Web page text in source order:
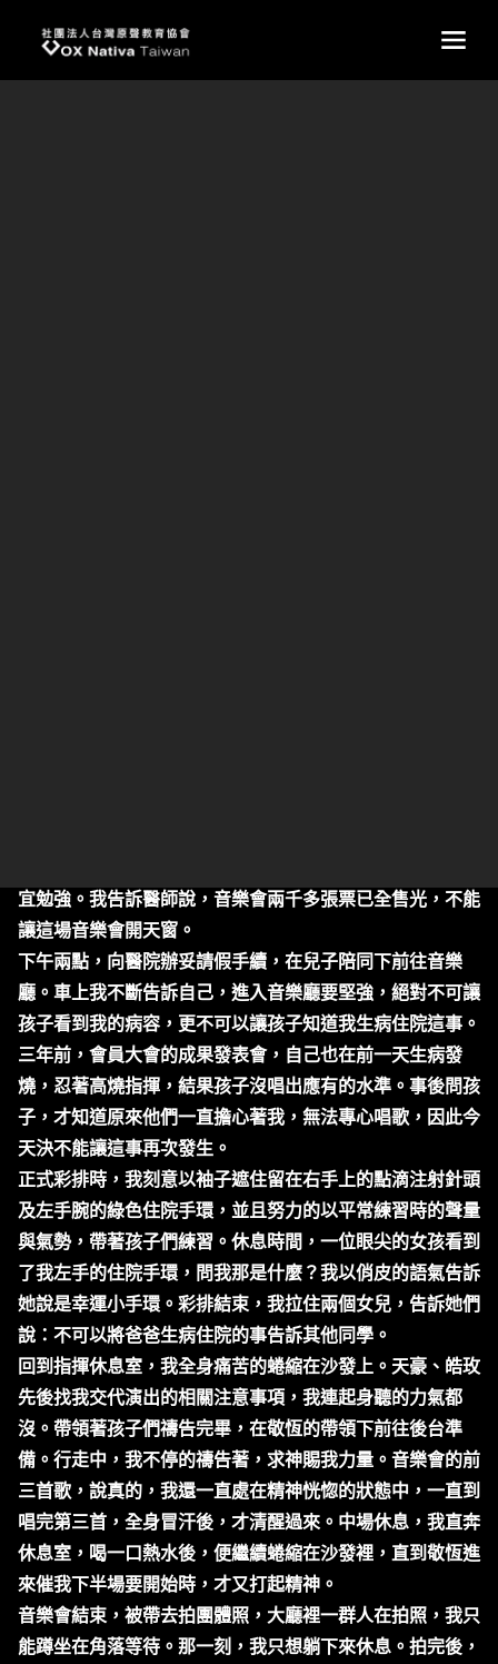
台灣原聲教育協會
宜勉強。我告訴醫師說，音樂會兩千多張票已全售光，不能
讓這場音樂會開天窗。
下午兩點，向醫院辦妥請假手續，在兒子陪同下前往音樂
廳。車上我不斷告訴自己，進入音樂廳要堅強，絕對不可讓
孩子看到我的病容，更不可以讓孩子知道我生病住院這事。
三年前，會員大會的成果發表會，自己也在前一天生病發
燒，忍著高燒指揮，結果孩子沒唱出應有的水準。事後問孩
子，才知道原來他們一直擔心著我，無法專心唱歌，因此今
天決不能讓這事再次發生。
正式彩排時，我刻意以袖子遮住留在右手上的點滴注射針頭
及左手腕的綠色住院手環，並且努力的以平常練習時的聲量
與氣勢，帶著孩子們練習。休息時間，一位眼尖的女孩看到
了我左手的住院手環，問我那是什麼？我以俏皮的語氣告訴
她說是幸運小手環。彩排結束，我拉住兩個女兒，告訴她們
說：不可以將爸爸生病住院的事告訴其他同學。
回到指揮休息室，我全身痛苦的蜷縮在沙發上。天豪、皓玫
先後找我交代演出的相關注意事項，我連起身聽的力氣都
沒。帶領著孩子們禱告完畢，在敬恆的帶領下前往後台準
備。行走中，我不停的禱告著，求神賜我力量。音樂會的前
三首歌，說真的，我還一直處在精神恍惚的狀態中，一直到
唱完第三首，全身冒汗後，才清醒過來。中場休息，我直奔
休息室，喝一口熱水後，便繼續蜷縮在沙發裡，直到敬恆進
來催我下半場要開始時，才又打起精神。
音樂會結束，被帶去拍團體照，大廳裡一群人在拍照，我只
能蹲坐在角落等待。那一刻，我只想躺下來休息。拍完後，